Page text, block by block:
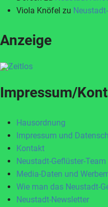
Viola Knöfel zu
Anzeige
Impressum/
Hausordnung
Impressum und
Kontakt
Neustadt-Geflüster-
Media-Daten und
Wie man das Neustadt-
Neustadt-Newsletter